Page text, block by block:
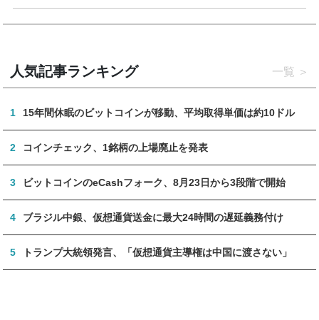
人気記事ランキング 一覧
1 15年間休眠のビットコインが移動、平均取得単価は約10ドル
2 コインチェック、1銘柄の上場廃止を発表
3 ビットコインのeCashフォーク、8月23日から3段階で開始
4 ブラジル中銀、仮想通貨送金に最大24時間の遅延義務付け
5 トランプ大統領発言、「仮想通貨主導権は中国に渡さない」